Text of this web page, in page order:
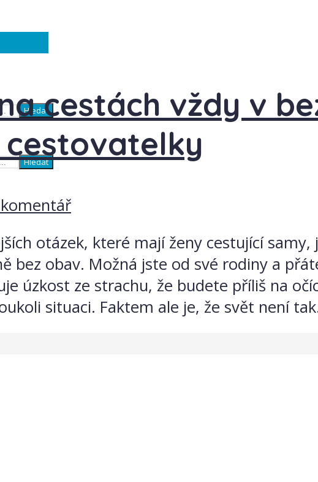
Hledat
Hledatcestách vždy v
otázek, které mají ženy cestující
bez obav. Možná jste od své rodiny a
úzkost ze strachu, že budete příliš na
situaci. Faktem ale je, že svět není